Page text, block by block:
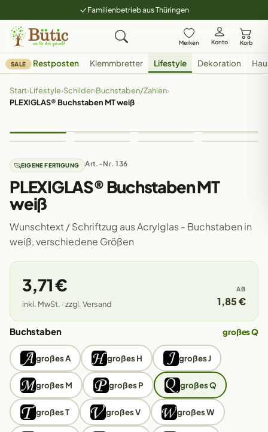
Familienbetrieb aus Thüringen
Merken Konto Korb
SALE Restposten Klemmbretter Lifestyle Dekoration
Start›Lifestyle›Schilder›Buchstaben/Zahlen›
PLEXIGLAS® Buchstaben MT weiß
EIGENE FERTIGUNG Art.-Nr. 136
PLEXIGLAS® Buchstaben MT
weiß
Wunschtext / Schriftzug aus Acrylglas - Buchstaben in
weiß, verschiedene Größen
3,71 €
inkl. MwSt. · zzgl. Versand
AB
1,85 €
Buchstaben großes Q
großes A großes H großes J
großes M großes P großes Q
großes T großes V großes W